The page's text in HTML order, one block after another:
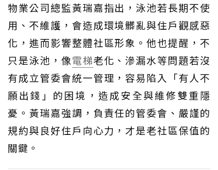
物業公司總監黃瑞嘉指出，泳池若長期不使
用、不維護，會造成環境髒亂與住戶觀感惡
化，進而影響整體社區形象。他也提醒，不
只是泳池，像電梯老化、滲漏水等問題若沒
有成立管委會統一管理，容易陷入「有人不
願出錢」的困境，造成安全與維修雙重隱
憂。黃瑞嘉強調，負責任的管委會、嚴謹的
規約與良好住戶向心力，才是老社區保值的
關鍵。